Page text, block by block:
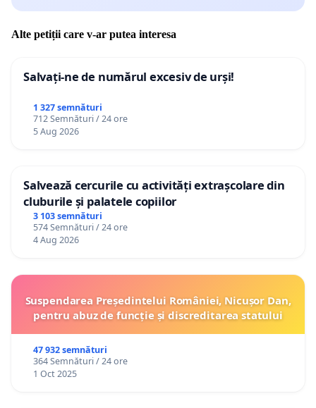
Alte petiții care v-ar putea interesa
Salvați-ne de numărul excesiv de urși!
1 327 semnături
712 Semnături / 24 ore
5 Aug 2026
Salvează cercurile cu activități extrașcolare din
cluburile și palatele copiilor
3 103 semnături
574 Semnături / 24 ore
4 Aug 2026
Suspendarea Președintelui României, Nicușor Dan,
pentru abuz de funcție și discreditarea statului
47 932 semnături
364 Semnături / 24 ore
1 Oct 2025